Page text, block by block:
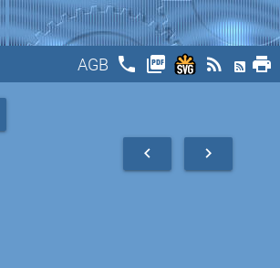
AGB phone picture_as_pdf rss_feed print
navigate_next
navigate_before